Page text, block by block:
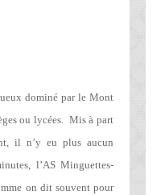
dominé par le Mont
ou lycées. Mis à part
il n’y eu plus aucun
l’AS Minguettes-
on dit souvent pour